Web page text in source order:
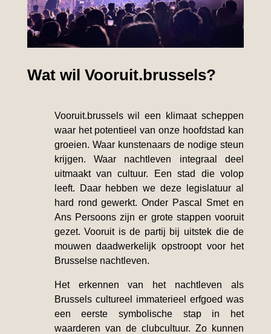
Wat wil Vooruit.brussels?
Vooruit.brussels wil een klimaat scheppen
waar het potentieel van onze hoofdstad kan
groeien. Waar kunstenaars de nodige steun
krijgen. Waar nachtleven integraal deel
uitmaakt van cultuur. Een stad die volop
leeft. Daar hebben we deze legislatuur al
hard rond gewerkt. Onder Pascal Smet en
Ans Persoons zijn er grote stappen vooruit
gezet. Vooruit is de partij bij uitstek die de
mouwen daadwerkelijk opstroopt voor het
Brusselse nachtleven.
Het erkennen van het nachtleven als
Brussels cultureel immaterieel erfgoed was
een eerste symbolische stap in het
waarderen van de clubcultuur. Zo kunnen